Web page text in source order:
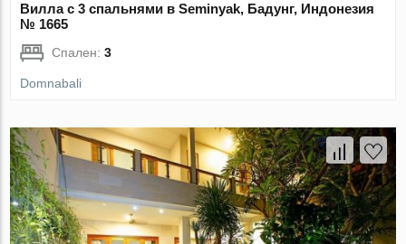
Вилла с 3 спальнями в Seminyak, Бадунг, Индонезия
№ 1665
Спален:3
Domnabali